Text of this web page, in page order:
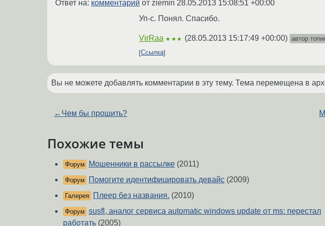
Ответ на: комментарий от ziemin 28.05.2013 15:08:51 +00:00
Уп-с. Понял. Спасибо.
VirRaa ★★★ (28.05.2013 15:17:49 +00:00) автор
Ссылка
Вы не можете добавлять комментарии в эту тему. Тема перемещена в
← Чем бы прошить?
Похожие темы
Форум Мошенники в рассылке (2011)
Форум Помогите идентифицировать девайс (2009)
Галерея Плеер без названия. (2010)
Форум susfl, аналог сервиса automatic windows update от ms: перестал
работать (2005)